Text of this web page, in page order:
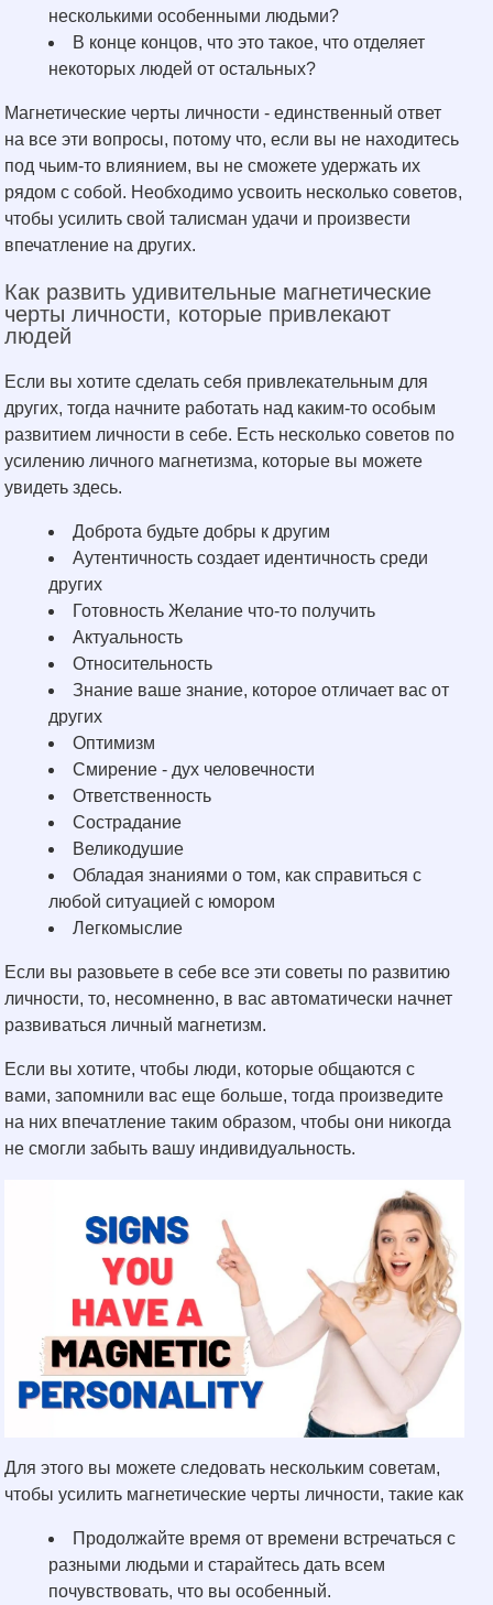
несколькими особенными людьми?
В конце концов, что это такое, что отделяет
некоторых людей от остальных?
Магнетические черты личности - единственный ответ
на все эти вопросы, потому что, если вы не находитесь
под чьим-то влиянием, вы не сможете удержать их
рядом с собой. Необходимо усвоить несколько советов,
чтобы усилить свой талисман удачи и произвести
впечатление на других.
Как развить удивительные магнетические
черты личности, которые привлекают
людей
Если вы хотите сделать себя привлекательным для
других, тогда начните работать над каким-то особым
развитием личности в себе. Есть несколько советов по
усилению личного магнетизма, которые вы можете
увидеть здесь.
Доброта будьте добры к другим
Аутентичность создает идентичность среди
других
Готовность Желание что-то получить
Актуальность
Относительность
Знание ваше знание, которое отличает вас от
других
Оптимизм
Смирение - дух человечности
Ответственность
Сострадание
Великодушие
Обладая знаниями о том, как справиться с
любой ситуацией с юмором
Легкомыслие
Если вы разовьете в себе все эти советы по развитию
личности, то, несомненно, в вас автоматически начнет
развиваться личный магнетизм.
Если вы хотите, чтобы люди, которые общаются с
вами, запомнили вас еще больше, тогда произведите
на них впечатление таким образом, чтобы они никогда
не смогли забыть вашу индивидуальность.
Для этого вы можете следовать нескольким советам,
чтобы усилить магнетические черты личности, такие как
Продолжайте время от времени встречаться с
разными людьми и старайтесь дать всем
почувствовать, что вы особенный.